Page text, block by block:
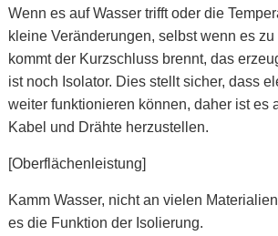
Wenn es auf Wasser trifft oder die
kleine Veränderungen, selbst wenn es zu
kommt der Kurzschluss brennt, das
ist noch Isolator. Dies stellt sicher, dass
weiter funktionieren können, daher ist es
Kabel und Drähte herzustellen.
[Oberflächenleistung]
Kamm Wasser, nicht an vielen
es die Funktion der Isolierung.